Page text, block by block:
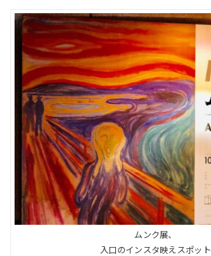
ムンク展、
入口のインスタ映えスポット